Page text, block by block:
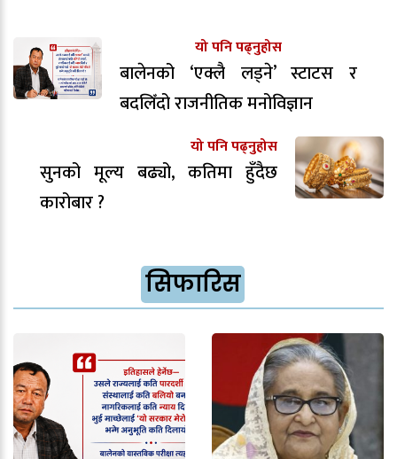
यो पनि पढ्नुहोस
बालेनको ‘एक्लै लड्ने’ स्टाटस र
बदलिँदो राजनीतिक मनोविज्ञान
यो पनि पढ्नुहोस
सुनको मूल्य बढ्यो, कतिमा हुँदैछ
कारोबार ?
सिफारिस